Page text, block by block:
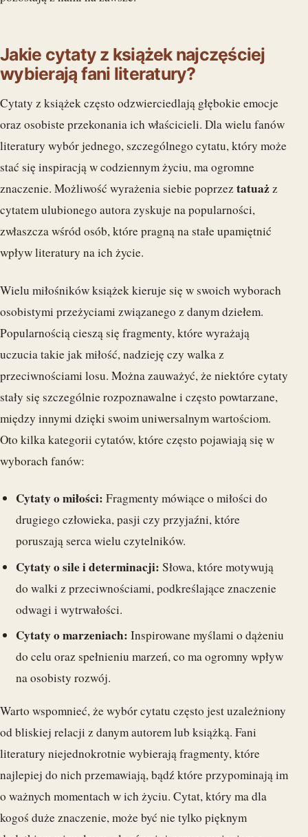
Jakie cytaty z książek najczęściej
wybierają fani literatury?
Cytaty z książek często odzwierciedlają głębokie emocje
oraz osobiste przekonania ich właścicieli. Dla wielu fanów
literatury wybór jednego, szczególnego cytatu, który może
stać się inspiracją w codziennym życiu, ma ogromne
znaczenie. Możliwość wyrażenia siebie poprzeztatuażz
cytatem ulubionego autora zyskuje na popularności,
zwłaszcza wśród osób, które pragną na stałe upamiętnić
wpływ literatury na ich życie.
Wielu miłośników książek kieruje się w swoich wyborach
osobistymi przeżyciami związanego z danym dziełem.
Popularnością cieszą się fragmenty, które wyrażają
uczucia takie jak miłość, nadzieję czy walka z
przeciwnościami losu. Można zauważyć, że niektóre cytaty
stały się szczególnie rozpoznawalne i często powtarzane,
między innymi dzięki swoim uniwersalnym wartościom.
Oto kilka kategorii cytatów, które często pojawiają się w
wyborach fanów:
Cytaty o miłości: Fragmenty mówiące o miłości do
drugiego człowieka, pasji czy przyjaźni, które
poruszają serca wielu czytelników.
Cytaty o sile i determinacji: Słowa, które motywują
do walki z przeciwnościami, podkreślające znaczenie
odwagi i wytrwałości.
Cytaty o marzeniach: Inspirowane myślami o dążeniu
do celu oraz spełnieniu marzeń, co ma ogromny wpływ
na osobisty rozwój.
Warto wspomnieć, że wybór cytatu często jest uzależniony
od bliskiej relacji z danym autorem lub książką. Fani
literatury niejednokrotnie wybierają fragmenty, które
najlepiej do nich przemawiają, bądź które przypominają im
o ważnych momentach w ich życiu. Cytat, który ma dla
kogoś duże znaczenie, może być nie tylko pięknym